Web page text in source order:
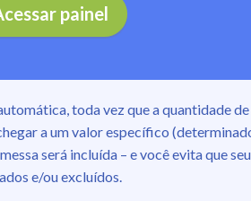
painel
toda vez que a quantidade de
a um valor específico
será incluída – e você evita que
e/ou excluídos.